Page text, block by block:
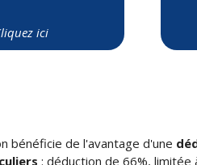
ici
bénéficie de l'avantage d'une
: déduction de 66%, limitée